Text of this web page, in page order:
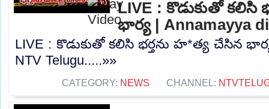
LIVE : కొడుకుతో కలిసి
భార్య | Annamayya
LIVE : కొడుకుతో కలిసి భర్తను హ*త్య చేసిన
NTV Telugu.....»»
CATEGORY: NEWS CHANNEL: